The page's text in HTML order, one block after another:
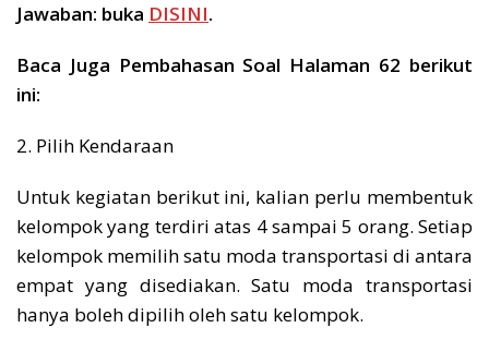
Jawaban: buka DISINI.
Baca Juga Pembahasan Soal Halaman 62 berikut
ini:
2. Pilih Kendaraan
Untuk kegiatan berikut ini, kalian perlu membentuk
kelompok yang terdiri atas 4 sampai 5 orang. Setiap
kelompok memilih satu moda transportasi di antara
empat yang disediakan. Satu moda transportasi
hanya boleh dipilih oleh satu kelompok.